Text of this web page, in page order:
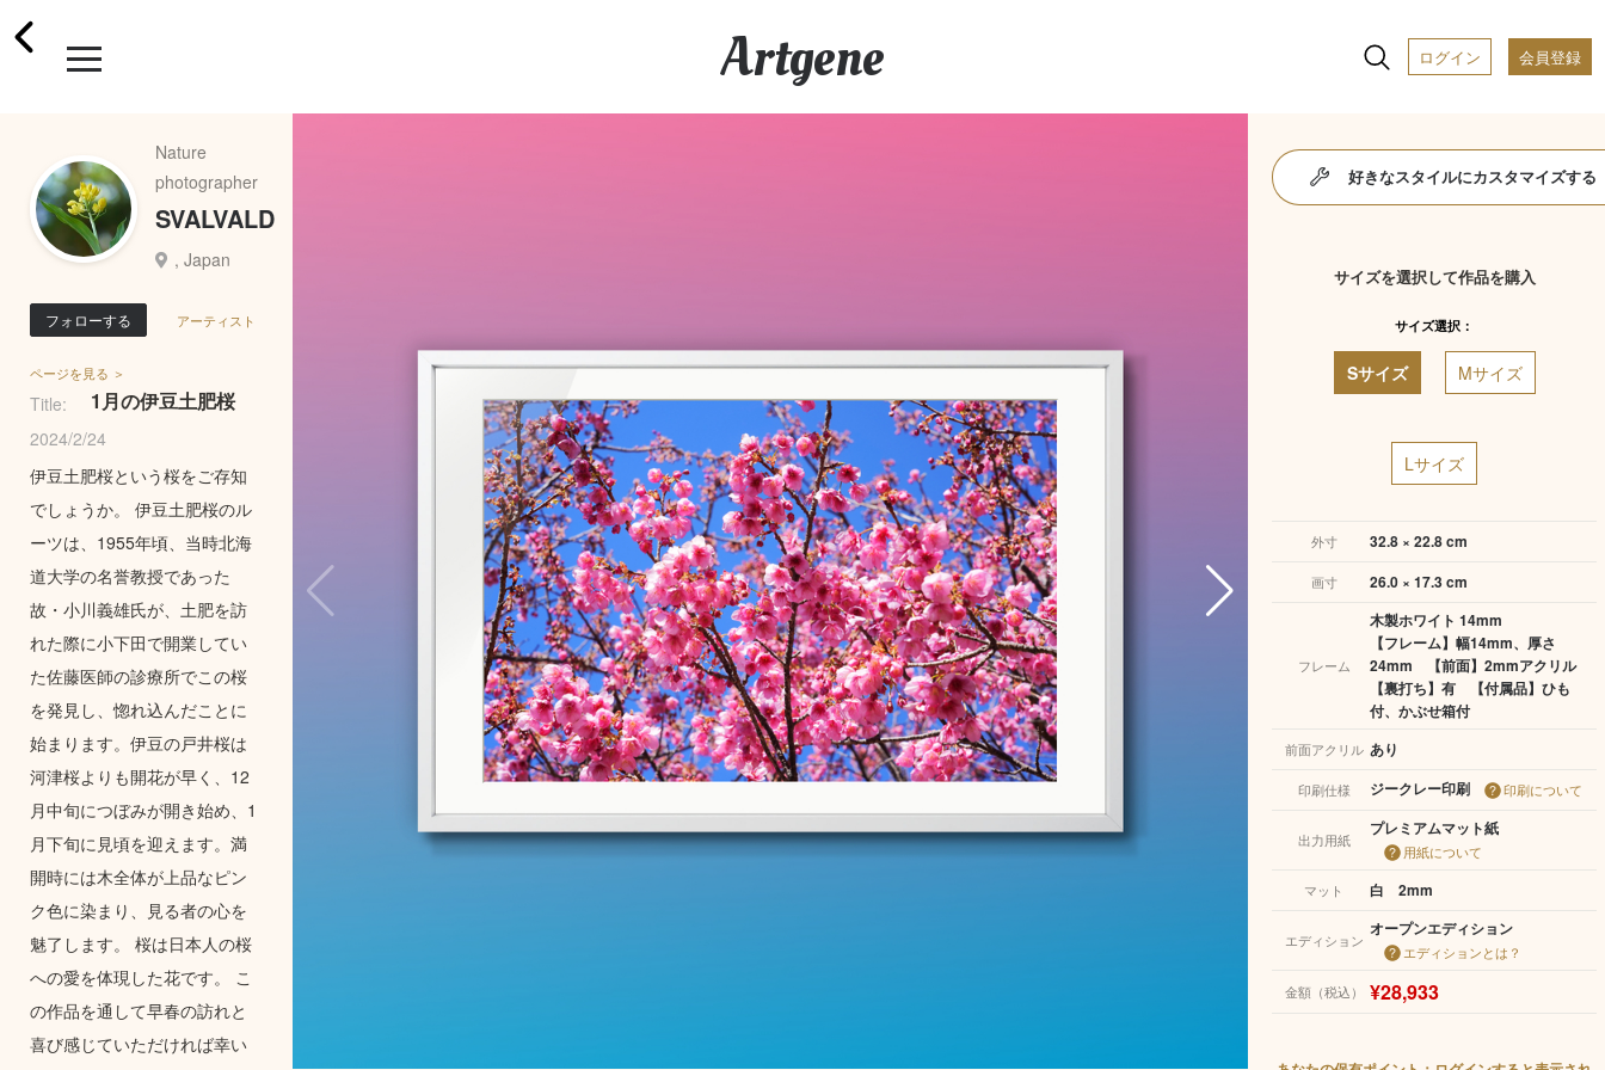
Artgene ログイン 会員登録
Nature
photographer
SVALVALD
, Japan
フォローする アーティスト
ページを見る ＞
Title: 1月の伊豆土肥桜
2024/2/24
伊豆土肥桜という桜をご存知
でしょうか。 伊豆土肥桜のル
ーツは、1955年頃、当時北海
道大学の名誉教授であった
故・小川義雄氏が、土肥を訪
れた際に小下田で開業してい
た佐藤医師の診療所でこの桜
を発見し、惚れ込んだことに
始まります。伊豆の戸井桜は
河津桜よりも開花が早く、12
月中旬につぼみが開き始め、1
月下旬に見頃を迎えます。満
開時には木全体が上品なピン
ク色に染まり、見る者の心を
魅了します。 桜は日本人の桜
への愛を体現した花です。 こ
の作品を通して早春の訪れと
喜び感じていただければ幸い
好きなスタイルにカスタマイズする
サイズを選択して作品を購入
サイズ選択：
Sサイズ Mサイズ
Lサイズ
外寸 32.8 × 22.8 cm
画寸 26.0 × 17.3 cm
フレーム
木製ホワイト 14mm
【フレーム】幅14mm、厚さ
24mm 【前面】2mmアクリル
【裏打ち】有 【付属品】ひも
付、かぶせ箱付
前面アクリル あり
印刷仕様 ジークレー印刷 印刷について
出力用紙
プレミアムマット紙
用紙について
マット
白 2mm
エディション
オープンエディション
エディションとは？
金額（税込） ¥28,933